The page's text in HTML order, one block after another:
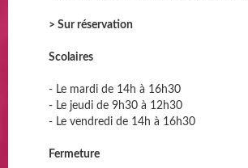
> Sur réservation
Scolaires
- Le mardi de 14h à 16h30
- Le jeudi de 9h30 à 12h30
- Le vendredi de 14h à 16h30
Fermeture